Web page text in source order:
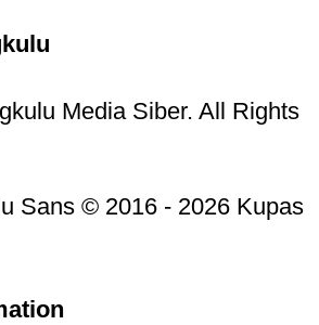
Media Siber. All Rights
Sans © 2016 - 2026 Kupas